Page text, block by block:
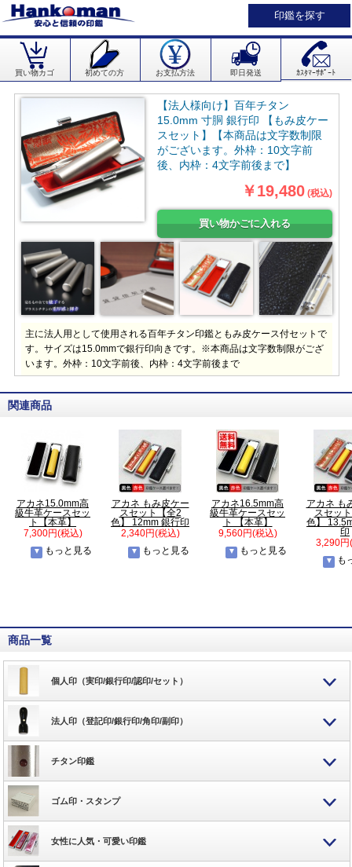
印鑑を探す
買い物カゴ 初めての方 お支払方法 即日発送 ｶｽﾀﾏｰｻﾎﾟｰﾄ
【法人様向け】百年チタン
15.0mm 寸胴 銀行印 【もみ皮ケー
スセット】【本商品は文字数制限
がございます。外枠：10文字前
後、内枠：4文字前後まで】
￥19,480 (税込)
主に法人用として使用される百年チタン印鑑ともみ皮ケース付セットで
す。サイズは15.0mmで銀行印向きです。※本商品は文字数制限がござ
います。外枠：10文字前後、内枠：4文字前後まで
関連商品
アカネ15.0mm高
級牛革ケースセッ
ト【本革】
7,300円(税込)
もっと見る
アカネ もみ皮ケー
スセット【全2
色】 12mm 銀行印
2,340円(税込)
もっと見る
アカネ16.5mm高
級牛革ケースセッ
ト 【本革】
9,560円(税込)
もっと見る
アカネ も
スセッ
色】
印
3,290円
も
商品一覧
個人印（実印/銀行印/認印/セット）
法人印（登記印/銀行印/角印/副印）
チタン印鑑
ゴム印・スタンプ
女性に人気・可愛い印鑑